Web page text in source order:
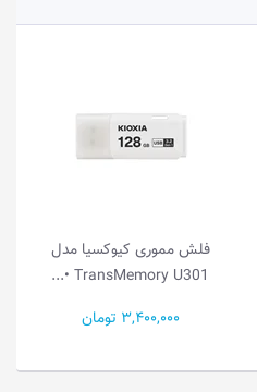
فلش مموری کیوکسیا مدل
TransMemory U301 •...
3,400,000 تومان